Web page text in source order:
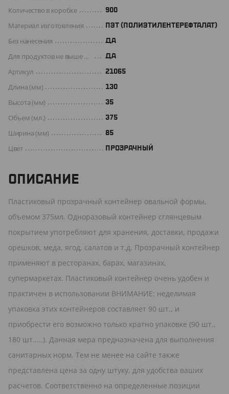
Количество в коробке 900
Материал изготовления ПЭТ (ПОЛИЭТИЛЕНТЕРЕФТАЛАТ)
Без нанесения ДА
Для продуктов не выше +70 C° Да
Артикул 21065
Длина (мм) 130
Высота (мм) 35
Объем (мл.) 375
Ширина (мм) 85
Цвет ПРОЗРАЧНЫЙ
ОПИСАНИЕ
Пластиковый прозрачный контейнер овальной формы,
объемом 375мл. Одноразовый контейнер сглянцевым
покрытием употребляют для хранения, доставки, продажи
орешков, меда, ягод, салатов и т.д. Прозрачный контейнер
применяют в ресторанах, барах, магазинах,
супермаркетах. Пластиковый контейнер очень удобен и
практичен в использовании ВНИМАНИЕ: неделимая
упаковка этих контейнеров составляет 90 шт., и
приобрести его возможно только кратно упаковке (90 шт.,
180 шт.....). Данная мера предназначена для выполнения
санитарных норм. Тем не менее на сайте также
представлена цена за одну штуку, для удобства ваших
расчетов. Соответственно на определенные позиции